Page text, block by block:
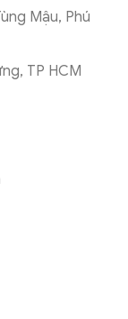
Mậu, Phú
TP HCM